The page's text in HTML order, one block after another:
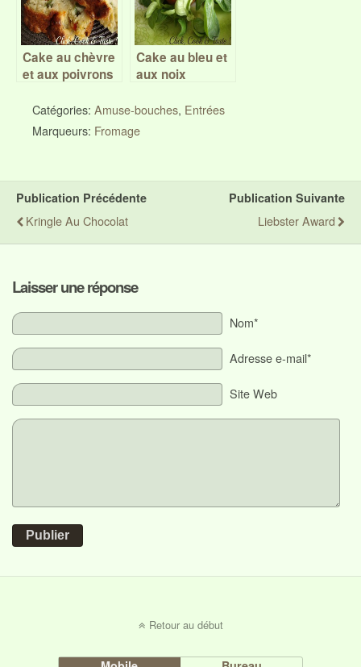
Cake au chèvre
et aux poivrons
Cake au bleu et
aux noix
Catégories: Amuse-bouches, Entrées
Marqueurs: Fromage
Publication Précédente
Kringle Au Chocolat
Publication Suivante
Liebster Award
Laisser une réponse
Nom*
Adresse e-mail*
Site Web
Publier
Retour au début